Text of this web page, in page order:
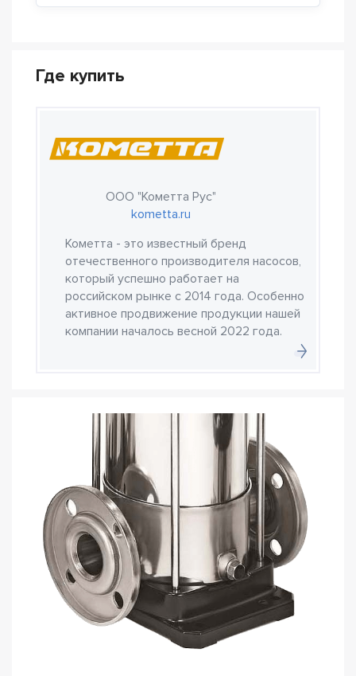
Где купить
ООО "Кометта Рус"
kometta.ru
Кометта - это известный бренд
отечественного производителя насосов,
который успешно работает на
российском рынке с 2014 года. Особенно
активное продвижение продукции нашей
компании началось весной 2022 года.